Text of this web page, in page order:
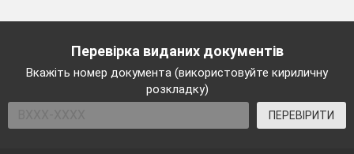
Перевірка виданих документів
Вкажіть номер документа (використовуйте кириличну
розкладку)
ПЕРЕВІРИТИ